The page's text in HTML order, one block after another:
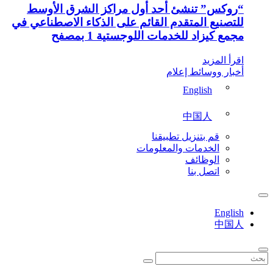
“روكس” تنشئ أحد أول مراكز الشرق الأوسط
للتصنيع المتقدم القائم على الذكاء الاصطناعي في
مجمع كيزاد للخدمات اللوجستية 1 بمصفح
اقرأ المزيد
أخبار ووسائط إعلام
English
中国人
قم بتنزيل تطبيقنا
الخدمات والمعلومات
الوظائف
اتصل بنا
English
中国人